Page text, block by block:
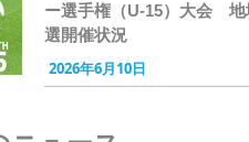
ー選手権（U-15）大会 地
選開催状況
2026年6月10日